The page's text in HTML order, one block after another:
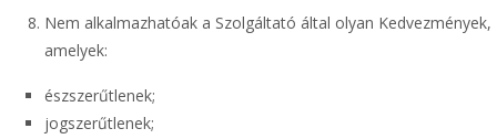
Nem alkalmazhatóak a Szolgáltató által olyan Kedvezmények,
amelyek:
észszerűtlenek;
jogszerűtlenek;